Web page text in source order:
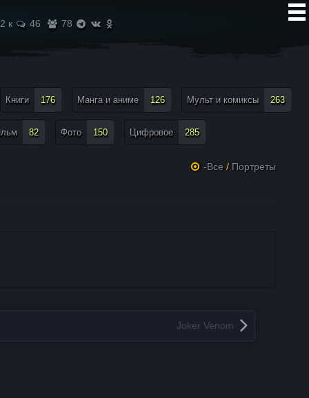
2 к 46 78
Книги 176 Манга и аниме 126 Мульт и комиксы 263
82 Фото 150 Цифровое 285
-Все / Портреты
Joker Venom